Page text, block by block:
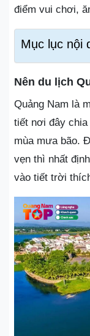
điểm vui chơi,
Mục lục nội
Nên du lịch
Quảng Nam là
tiết nơi đây
mùa mưa bão.
vẹn thì nhất
vào tiết trời